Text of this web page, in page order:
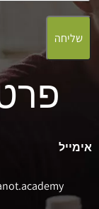
שליחה
אימייל